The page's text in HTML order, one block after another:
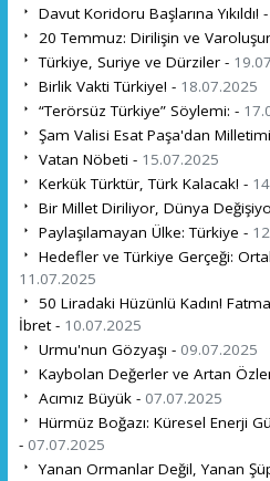
Davut Koridoru Başlarına Yıkıldı! -
20 Temmuz: Dirilişin ve
Türkiye, Suriye ve Dürziler -
Birlik Vakti Türkiye! - 18.07.2025
“Terörsüz Türkiye” Söylemi: -
Şam Valisi Esat Paşa'dan
Vatan Nöbeti - 15.07.2025
Kerkük Türktür, Türk Kalacak! -
Bir Millet Diriliyor, Dünya
Paylaşılamayan Ülke: Türkiye -
Hedefler ve Türkiye Gerçeği:
11.07.2025
50 Liradaki Hüzünlü Kadın!
İbret - 10.07.2025
Urmu'nun Gözyaşı - 09.07.2025
Kaybolan Değerler ve Artan
Acımız Büyük - 07.07.2025
Hürmüz Boğazı: Küresel Enerji
- 07.07.2025
Yanan Ormanlar Değil, Yanan